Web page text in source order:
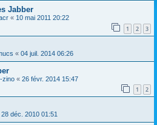
Jabber
« 10 mai 2011 20:22
1 2 3
« 04 juil. 2014 06:26
zino « 26 févr. 2014 15:47
1 2
28 déc. 2010 01:51